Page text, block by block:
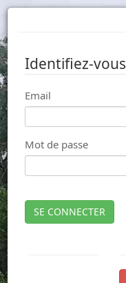
Identifiez-vous
Email
Mot de passe
SE CONNECTER